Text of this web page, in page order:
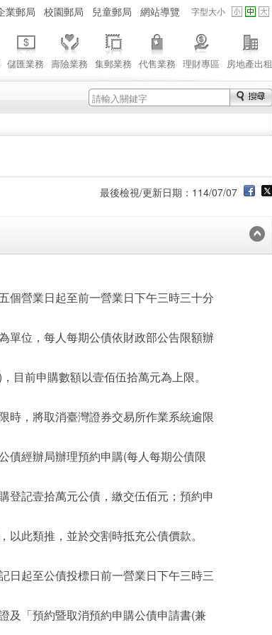
業郵局 校園郵局 兒童郵局 網站導覽 字型大小
儲匯業務 壽險業務 集郵業務 代售業務 理財專區 房地產出租
最後檢視/更新日期：114/07/07
營業日起至前一營業日下午三時三十分
位，每人每期公債依財政部公告限額辦
申購數額以壹佰伍拾萬元為上限。
將取消臺灣證券交易所作業系統逾限
經辦局辦理預約申購(每人每期公債限
壹拾萬元公債，繳交伍佰元；預約申
類推，並於交割時抵充公債價款。
起至公債投標日前一營業日下午三時三
「預約暨取消預約申購公債申請書(兼